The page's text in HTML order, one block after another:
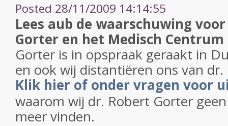
Posted 28/11/2009 14:14:55
Lees aub de waarschuwing
Gorter en het Medisch Centrum
Gorter is in opspraak geraakt in
en ook wij distantiëren ons van
Klik hier of onder vragen voor
waarom wij dr. Robert Gorter
meer vinden.